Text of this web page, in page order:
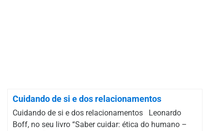
Cuidando de si e dos relacionamentos
Cuidando de si e dos relacionamentos Leonardo
Boff, no seu livro “Saber cuidar: ética do humano –